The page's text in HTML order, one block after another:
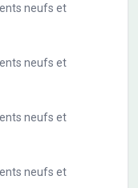
neufs et
neufs et
neufs et
neufs et